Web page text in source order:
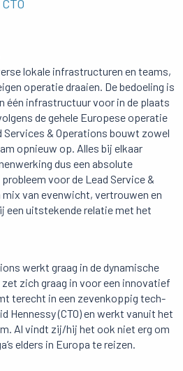
lokale infrastructuren en teams,
operatie draaien. De bedoeling is
één infrastructuur voor in de plaats
de gehele Europese operatie
Services & Operations bouwt zowel
opnieuw op. Alles bij elkaar
dus een absolute
voor de Lead Service &
van evenwicht, vertrouwen en
uitstekende relatie met het
werkt graag in de dynamische
zich graag in voor een innovatief
terecht in een zevenkoppig tech-
Hennessy (CTO) en werkt vanuit het
Al vindt zij/hij het ook niet erg om
elders in Europa te reizen.